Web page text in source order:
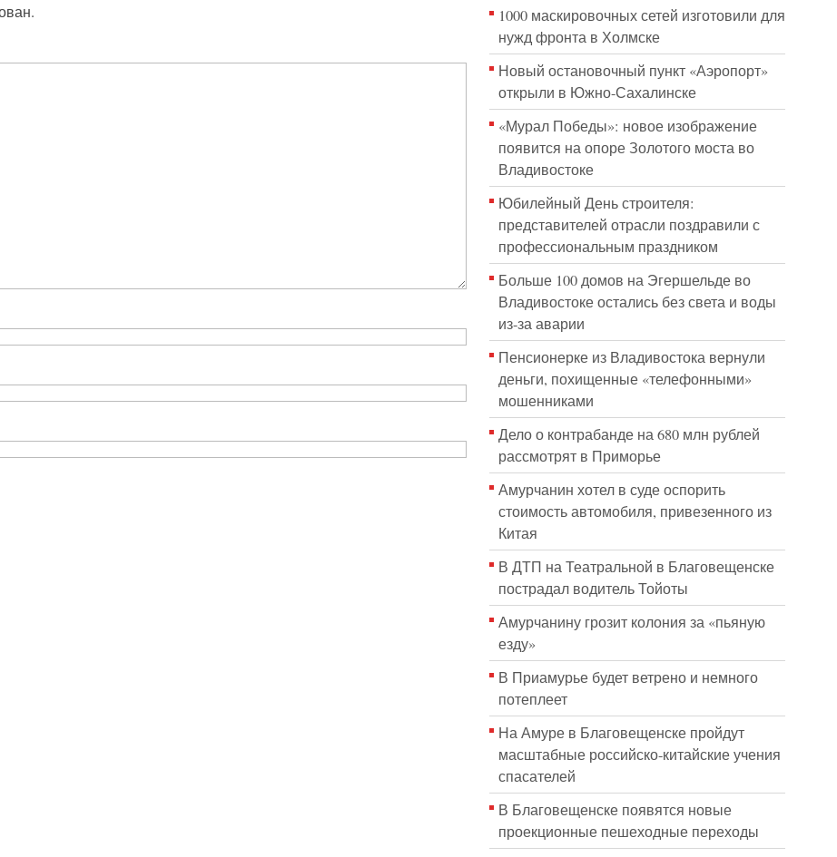
1000 маскировочных сетей изготовили для
нужд фронта в Холмске
Новый остановочный пункт «Аэропорт»
открыли в Южно-Сахалинске
«Мурал Победы»: новое изображение
появится на опоре Золотого моста во
Владивостоке
Юбилейный День строителя:
представителей отрасли поздравили с
профессиональным праздником
Больше 100 домов на Эгершельде во
Владивостоке остались без света и воды
из-за аварии
Пенсионерке из Владивостока вернули
деньги, похищенные «телефонными»
мошенниками
Дело о контрабанде на 680 млн рублей
рассмотрят в Приморье
Амурчанин хотел в суде оспорить
стоимость автомобиля, привезенного из
Китая
В ДТП на Театральной в Благовещенске
пострадал водитель Тойоты
Амурчанину грозит колония за «пьяную
езду»
В Приамурье будет ветрено и немного
потеплеет
На Амуре в Благовещенске пройдут
масштабные российско-китайские учения
спасателей
В Благовещенске появятся новые
проекционные пешеходные переходы